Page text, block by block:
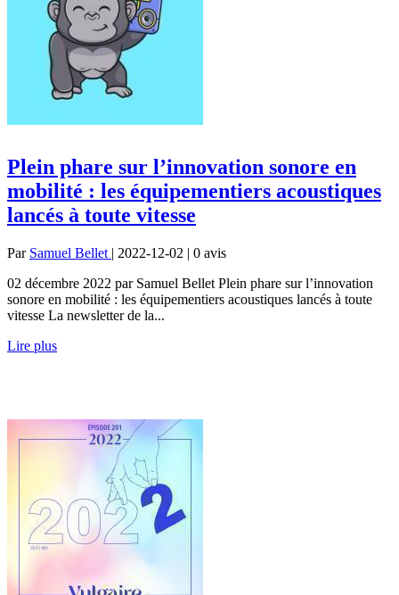
Plein phare sur l’innovation sonore en
mobilité : les équipementiers acoustiques
lancés à toute vitesse
Par Samuel Bellet | 2022-12-02 | 0 avis
02 décembre 2022 par Samuel Bellet Plein phare sur l’innovation
sonore en mobilité : les équipementiers acoustiques lancés à toute
vitesse La newsletter de la...
Lire plus